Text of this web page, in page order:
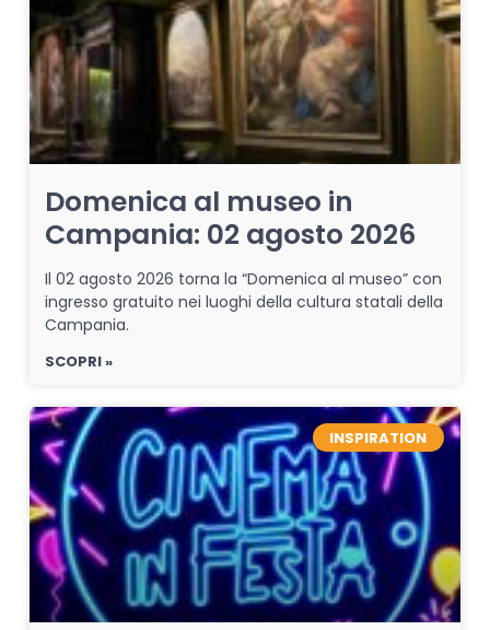
Domenica al museo in
Campania: 02 agosto 2026
Il 02 agosto 2026 torna la “Domenica al museo” con
ingresso gratuito nei luoghi della cultura statali della
Campania.
SCOPRI »
INSPIRATION